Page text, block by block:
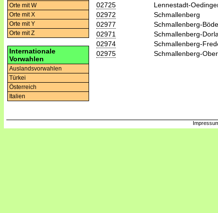
Orte mit W
Orte mit X
Orte mit Y
Orte mit Z
Internationale
Vorwahlen
Auslandsvorwahlen
Türkei
Österreich
Italien
02725
Lennestadt-
02972
Schmallenberg
02977
Schmallenberg-
02971
Schmallenberg-
02974
Schmallenberg-
02975
Schmallenberg-